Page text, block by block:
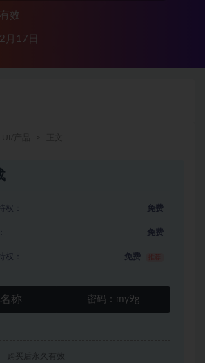
效
17日
权： 免费
免费
权： 免费
称 密码： my9g
购买后永久有效